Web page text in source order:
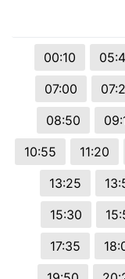
00:10
07:00
08:50
10:55
11:20
13:25
15:30
17:35